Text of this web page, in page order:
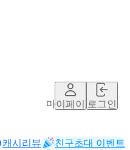
마이페이지로그인
캐시리뷰 친구초대 이벤트